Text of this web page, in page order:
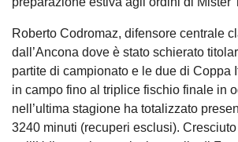
Roberto Codromaz, difensore centrale
dall’Ancona dove è stato schierato
partite di campionato e le due di Coppa
in campo fino al triplice fischio finale in
nell’ultima stagione ha totalizzato
3240 minuti (recuperi esclusi).